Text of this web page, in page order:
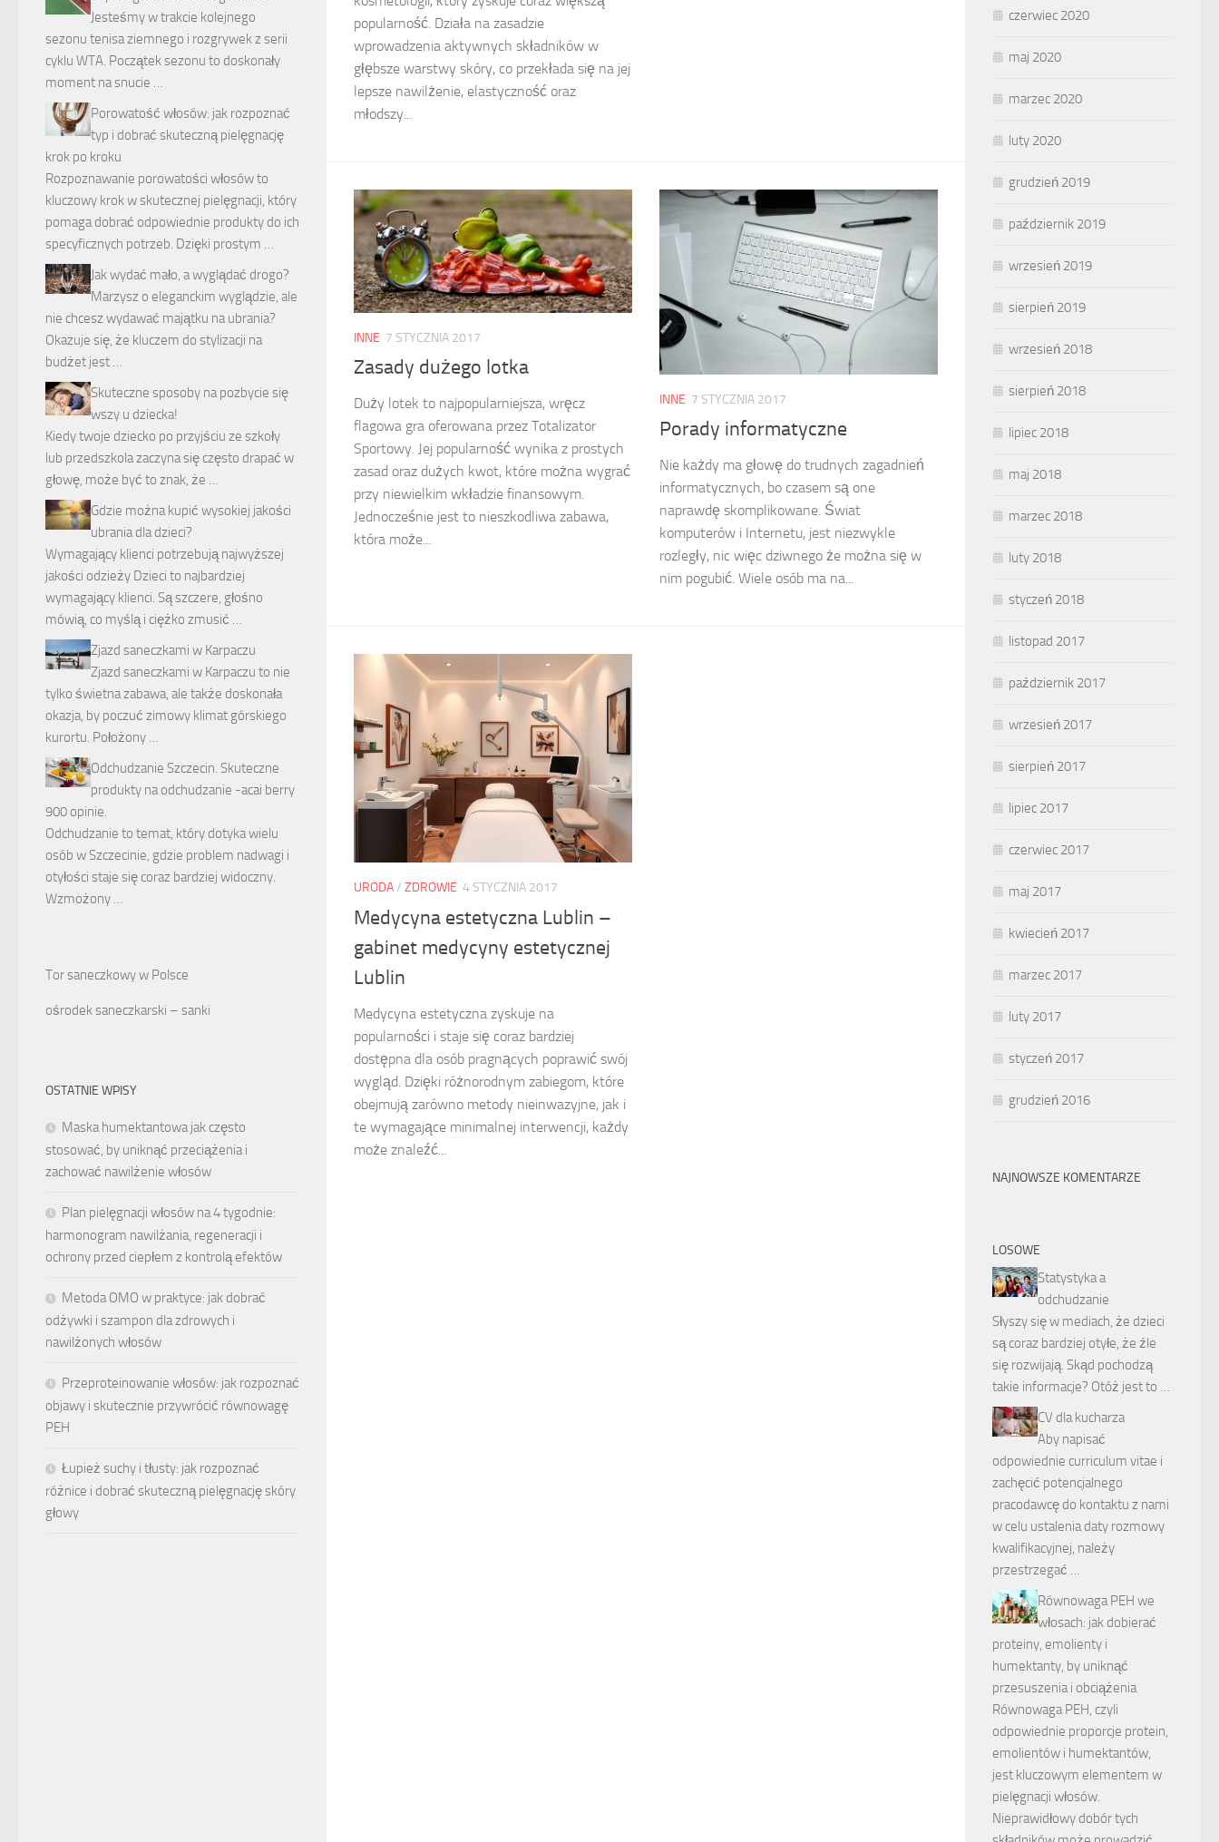
popularność. Działa na zasadzie
wprowadzenia aktywnych składników w
głębsze warstwy skóry, co przekłada się na jej
lepsze nawilżenie, elastyczność oraz
młodszy...
INNE 7 STYCZNIA 2017
Zasady dużego lotka
Duży lotek to najpopularniejsza, wręcz
flagowa gra oferowana przez Totalizator
Sportowy. Jej popularność wynika z prostych
zasad oraz dużych kwot, które można wygrać
przy niewielkim wkładzie finansowym.
Jednocześnie jest to nieszkodliwa zabawa,
która może...
INNE 7 STYCZNIA 2017
Porady informatyczne
Nie każdy ma głowę do trudnych zagadnień
informatycznych, bo czasem są one
naprawdę skomplikowane. Świat
komputerów i Internetu, jest niezwykle
rozległy, nic więc dziwnego że można się w
nim pogubić. Wiele osób ma na...
URODA/ ZDROWIE 4 STYCZNIA 2017
Medycyna estetyczna Lublin –
gabinet medycyny estetycznej
Lublin
Medycyna estetyczna zyskuje na
popularności i staje się coraz bardziej
dostępna dla osób pragnących poprawić swój
wygląd. Dzięki różnorodnym zabiegom, które
obejmują zarówno metody nieinwazyjne, jak i
te wymagające minimalnej interwencji, każdy
może znaleźć...
Jesteśmy w trakcie kolejnego
sezonu tenisa ziemnego i rozgrywek z serii
cyklu WTA. Początek sezonu to doskonały
moment na snucie …
Porowatość włosów: jak rozpoznać
typ i dobrać skuteczną pielęgnację
krok po kroku
Rozpoznawanie porowatości włosów to
kluczowy krok w skutecznej pielęgnacji, który
pomaga dobrać odpowiednie produkty do ich
specyficznych potrzeb. Dzięki prostym …
Jak wydać mało, a wyglądać drogo?
Marzysz o eleganckim wyglądzie, ale
nie chcesz wydawać majątku na ubrania?
Okazuje się, że kluczem do stylizacji na
budżet jest …
Skuteczne sposoby na pozbycie się
wszy u dziecka!
Kiedy twoje dziecko po przyjściu ze szkoły
lub przedszkola zaczyna się często drapać w
głowę, może być to znak, że …
Gdzie można kupić wysokiej jakości
ubrania dla dzieci?
Wymagający klienci potrzebują najwyższej
jakości odzieży Dzieci to najbardziej
wymagający klienci. Są szczere, głośno
mówią, co myślą i ciężko zmusić …
Zjazd saneczkami w Karpaczu
Zjazd saneczkami w Karpaczu to nie
tylko świetna zabawa, ale także doskonała
okazja, by poczuć zimowy klimat górskiego
kurortu. Położony …
Odchudzanie Szczecin. Skuteczne
produkty na odchudzanie -acai berry
900 opinie.
Odchudzanie to temat, który dotyka wielu
osób w Szczecinie, gdzie problem nadwagi i
otyłości staje się coraz bardziej widoczny.
Wzmożony …
Tor saneczkowy w Polsce
ośrodek saneczkarski – sanki
OSTATNIE WPISY
Maska humektantowa jak często
stosować, by uniknąć przeciążenia i
zachować nawilżenie włosów
Plan pielęgnacji włosów na 4 tygodnie:
harmonogram nawilżania, regeneracji i
ochrony przed ciepłem z kontrolą efektów
Metoda OMO w praktyce: jak dobrać
odżywki i szampon dla zdrowych i
nawilżonych włosów
Przeproteinowanie włosów: jak rozpoznać
objawy i skutecznie przywrócić równowagę
PEH
Łupież suchy i tłusty: jak rozpoznać
różnice i dobrać skuteczną pielęgnację skóry
głowy
czerwiec 2020
maj 2020
marzec 2020
luty 2020
grudzień 2019
październik 2019
wrzesień 2019
sierpień 2019
wrzesień 2018
sierpień 2018
lipiec 2018
maj 2018
marzec 2018
luty 2018
styczeń 2018
listopad 2017
październik 2017
wrzesień 2017
sierpień 2017
lipiec 2017
czerwiec 2017
maj 2017
kwiecień 2017
marzec 2017
luty 2017
styczeń 2017
grudzień 2016
NAJNOWSZE KOMENTARZE
LOSOWE
Statystyka a
odchudzanie
Słyszy się w mediach, że dzieci
są coraz bardziej otyłe, że źle
się rozwijają. Skąd pochodzą
takie informacje? Otóż jest to …
CV dla kucharza
Aby napisać
odpowiednie curriculum vitae i
zachęcić potencjalnego
pracodawcę do kontaktu z nami
w celu ustalenia daty rozmowy
kwalifikacyjnej, należy
przestrzegać …
Równowaga PEH we
włosach: jak dobierać
proteiny, emolienty i
humektanty, by uniknąć
przesuszenia i obciążenia
Równowaga PEH, czyli
odpowiednie proporcje protein,
emolientów i humektantów,
jest kluczowym elementem w
pielęgnacji włosów.
Nieprawidłowy dobór tych